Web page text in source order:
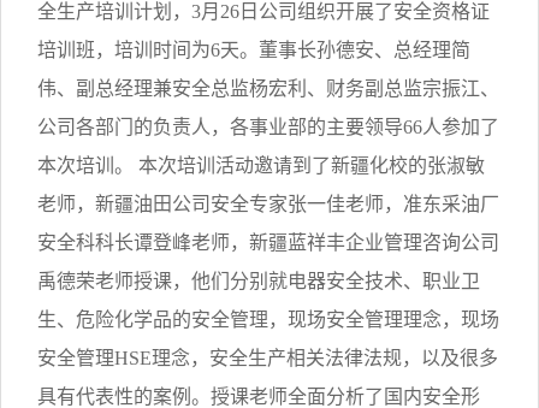
全生产培训计划，3月26日公司组织开展了安全资格证
培训班，培训时间为6天。董事长孙德安、总经理简
伟、副总经理兼安全总监杨宏利、财务副总监宗振江、
公司各部门的负责人，各事业部的主要领导66人参加了
本次培训。 本次培训活动邀请到了新疆化校的张淑敏
老师，新疆油田公司安全专家张一佳老师，准东采油厂
安全科科长谭登峰老师，新疆蓝祥丰企业管理咨询公司
禹德荣老师授课，他们分别就电器安全技术、职业卫
生、危险化学品的安全管理，现场安全管理理念，现场
安全管理HSE理念，安全生产相关法律法规，以及很多
具有代表性的案例。授课老师全面分析了国内安全形